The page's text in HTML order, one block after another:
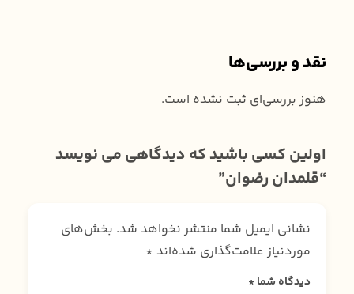
نقد و بررسی‌ها
هنوز بررسی‌ای ثبت نشده است.
اولین کسی باشید که دیدگاهی می نویسد
“قلمدان رضوان”
نشانی ایمیل شما منتشر نخواهد شد. بخش‌های
موردنیاز علامت‌گذاری شده‌اند *
دیدگاه شما*